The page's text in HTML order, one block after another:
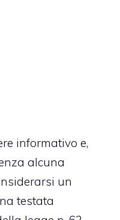
informativo e,
alcuna
un
testata